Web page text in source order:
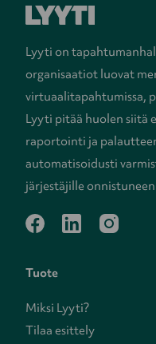
Lyyti on
organisaatiot luovat
virtuaalitapahtumissa,
Lyyti pitää huolen siitä
raportointi ja
automatisoidusti
järjestäjille
facebooklinkedininstagram
Tuote
Miksi Lyyti?
Tilaa esittely